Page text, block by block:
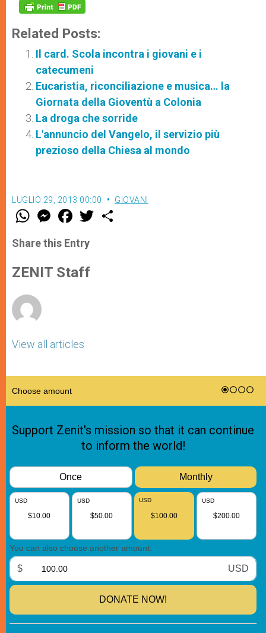
Related Posts:
Il card. Scola incontra i giovani e i
catecumeni
Eucaristia, riconciliazione e musica… la
Giornata della Gioventù a Colonia
La droga che sorride
L'annuncio del Vangelo, il servizio più
prezioso della Chiesa al mondo
LUGLIO 29, 2013 00:00 GIOVANI
W
t
s
p
p
M
e
s
e
g
e
F
a
e
b
o
k
w
Share this Entry
ZENIT Staff
View all articles